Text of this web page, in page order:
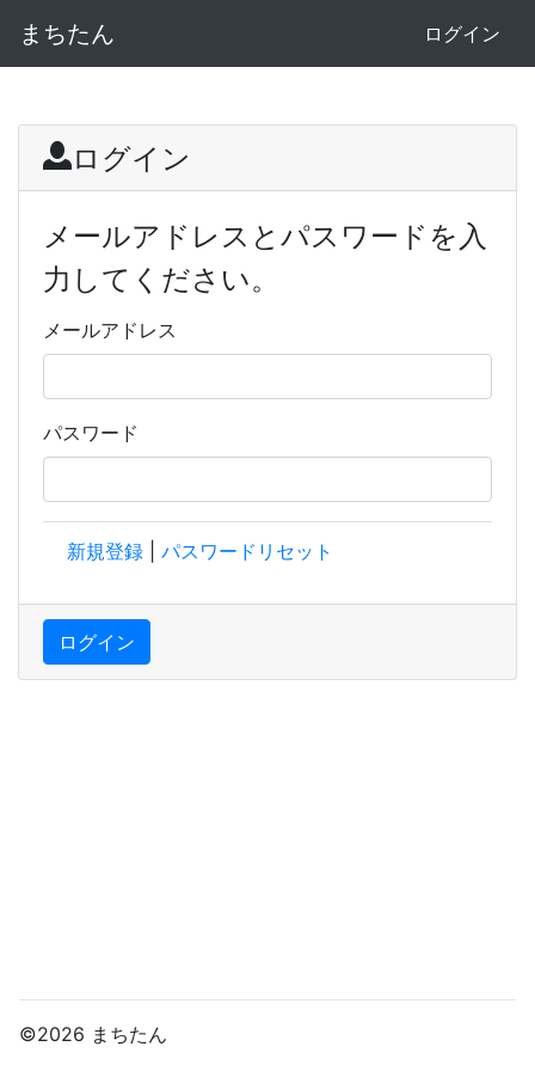
まちたん ログイン
ログイン
メールアドレスとパスワードを入
力してください。
メールアドレス
パスワード
新規登録 パスワードリセット
ログイン
©2026 まちたん